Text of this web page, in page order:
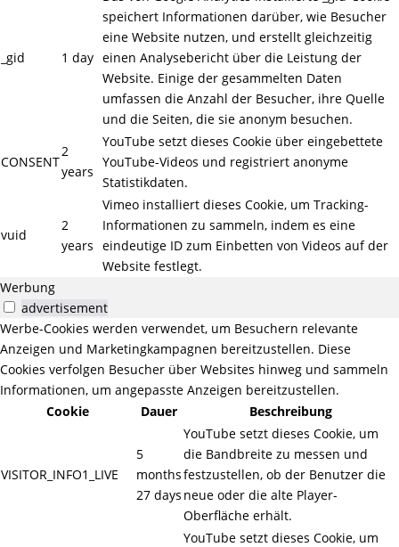
_gid 1 day
speichert Informationen darüber, wie Besucher
eine Website nutzen, und erstellt gleichzeitig
einen Analysebericht über die Leistung der
Website. Einige der gesammelten Daten
umfassen die Anzahl der Besucher, ihre Quelle
und die Seiten, die sie anonym besuchen.
CONSENT
2
years
YouTube setzt dieses Cookie über eingebettete
YouTube-Videos und registriert anonyme
Statistikdaten.
vuid
2
years
Vimeo installiert dieses Cookie, um Tracking-
Informationen zu sammeln, indem es eine
eindeutige ID zum Einbetten von Videos auf der
Website festlegt.
Werbung
advertisement
Werbe-Cookies werden verwendet, um Besuchern relevante
Anzeigen und Marketingkampagnen bereitzustellen. Diese
Cookies verfolgen Besucher über Websites hinweg und sammeln
Informationen, um angepasste Anzeigen bereitzustellen.
Cookie
Dauer Beschreibung
VISITOR_INFO1_LIVE
5
months
27 days
YouTube setzt dieses Cookie, um
die Bandbreite zu messen und
festzustellen, ob der Benutzer die
neue oder die alte Player-
Oberfläche erhält.
YouTube setzt dieses Cookie, um